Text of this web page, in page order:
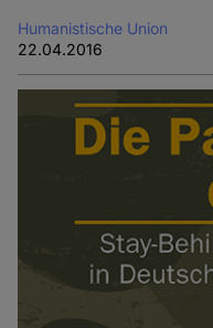
Humanistische Union
22.04.2016